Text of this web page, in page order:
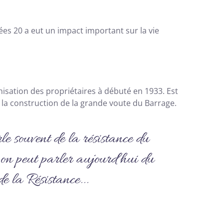
20 a eut un impact important sur la vie
des propriétaires à débuté en 1933. Est
construction de la grande voute du Barrage.
souvent de la résistance du
peut parler aujourd'hui du
la Résistance...